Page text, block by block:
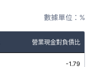
數據單位：%
營業現金對負債比
-1.79